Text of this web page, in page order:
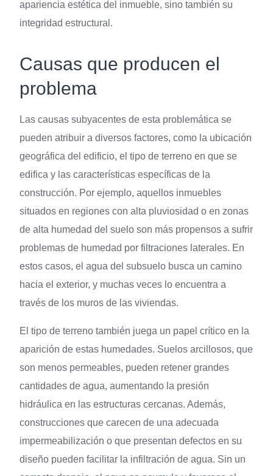
apariencia estética del inmueble, sino también su
integridad estructural.
Causas que producen el
problema
Las causas subyacentes de esta problemática se
pueden atribuir a diversos factores, como la ubicación
geográfica del edificio, el tipo de terreno en que se
edifica y las características específicas de la
construcción. Por ejemplo, aquellos inmuebles
situados en regiones con alta pluviosidad o en zonas
de alta humedad del suelo son más propensos a sufrir
problemas de humedad por filtraciones laterales. En
estos casos, el agua del subsuelo busca un camino
hacia el exterior, y muchas veces lo encuentra a
través de los muros de las viviendas.
El tipo de terreno también juega un papel crítico en la
aparición de estas humedades. Suelos arcillosos, que
son menos permeables, pueden retener grandes
cantidades de agua, aumentando la presión
hidráulica en las estructuras cercanas. Además,
construcciones que carecen de una adecuada
impermeabilización o que presentan defectos en su
diseño pueden facilitar la infiltración de agua. Sin un